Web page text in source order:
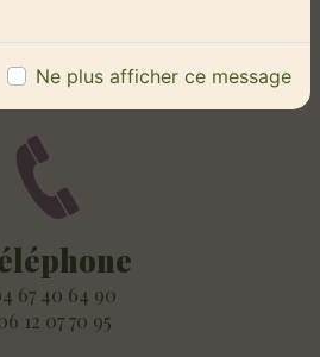
Ne plus afficher ce message
34820 Teyran
04 67 40 64 90
06 12 07 70 95